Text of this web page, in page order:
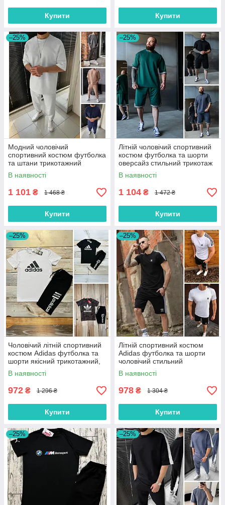
Купити Купити
–25%
Модний чоловічий
спортивний костюм футболка
та штани трикотажний
прогулянковий оверсайз,
білий, синій, сірий
В наявності
1 101 ₴ 1 468 ₴
Купити
–25%
Літній чоловічий спортивний
костюм футболка та шорти
оверсайз стильний трикотаж
преміум, зелений, чорний,
сірий
В наявності
1 104 ₴ 1 472 ₴
Купити
–25%
Чоловічий літній спортивний
костюм Adidas футболка та
шорти якісний трикотажний,
білий, чорний, сірий
В наявності
972 ₴ 1 296 ₴
Купити
–25%
Літній спортивний костюм
Adidas футболка та шорти
чоловічий стильний
повсякденний із лампасами,
чорний, білий
В наявності
978 ₴ 1 304 ₴
Купити
–25% –25%